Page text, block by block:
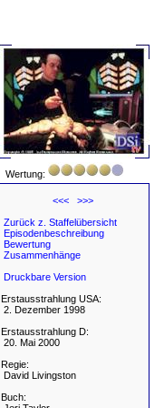
Wertung:
<<<
>>>
Zurück z. Staffelübersicht
Episodenbeschreibung
Bewertung
Zusammenhänge
Druckbare Version
Erstausstrahlung USA:
2. Dezember 1998
Erstausstrahlung D:
20. Mai 2000
Regie:
David Livingston
Buch: